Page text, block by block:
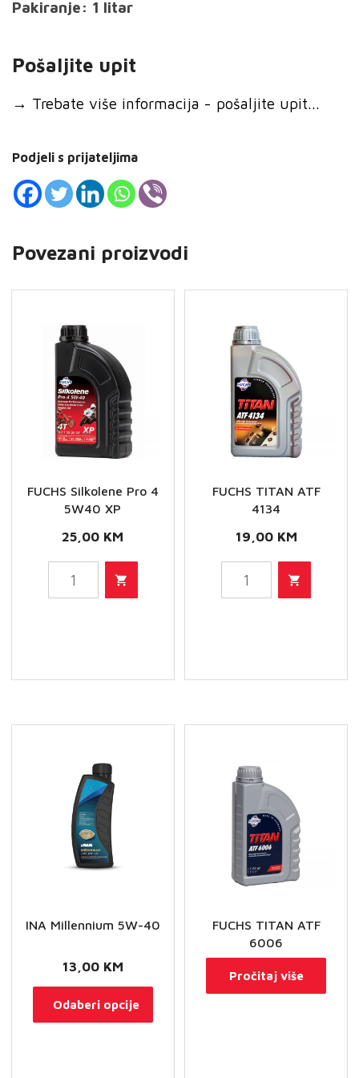
Pakiranje: 1 litar
Pošaljite upit
→ Trebate više informacija - pošaljite upit...
Podjeli s prijateljima
Povezani proizvodi
FUCHS Silkolene Pro 4
5W40 XP
25,00 KM
FUCHS
Silkolene
5W40
količina
FUCHS TITAN ATF
4134
19,00 KM
FUCHS
TITAN
količina
INA Millennium 5W-40
13,00 KM
Odaberi opcije
proizvod
FUCHS TITAN ATF
6006
Pročitaj više